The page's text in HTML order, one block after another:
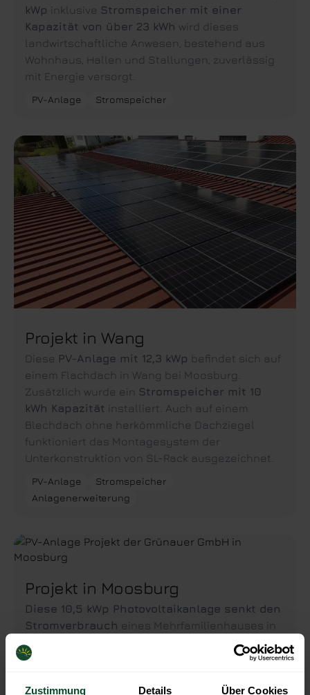
Zustimmung Details Über Cookies
kWp inklusive Stromspeicher mit einer
Kapazität von über 23 kWh wird dieses
landwirtschaftliche Anwesen, bestehend aus
Wohnhaus, Hallen und Stallungen, zuverlässig
mit Energie versorgt.
PV-Anlage Stromspeicher
Projekt in Wang
Diese PV-Anlage mit 12,3 kWp befindet sich auf
einem Flachdach in Wang bei Moosburg.
Zusätzlich wurde ein Stromspeicher mit 10
kWh Kapazität installiert. Auch auf einem
Blechdach ohne herkömmliche Dachziegel
funktioniert das Montagesystem der
Unterkonstruktion von SL-Rack ausgezeichnet.
PV-Anlage
Stromspeicher
Anlagenerweiterung
Projekt in Moosburg
Diese 10,5 kWp Photovoltaikanlage senkt den
Stromverbrauch eines Mehrfamilienhauses in
Moosburg. Zusätzlich zur Dachanlage wurde ein
Stromspeicher mit 10 kWh und eine Wallbox